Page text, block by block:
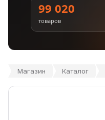
99 020
товаров
Магазин Каталог